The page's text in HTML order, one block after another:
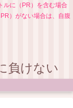
ルに（PR）を含む場合
）がない場合は、自腹
負けない